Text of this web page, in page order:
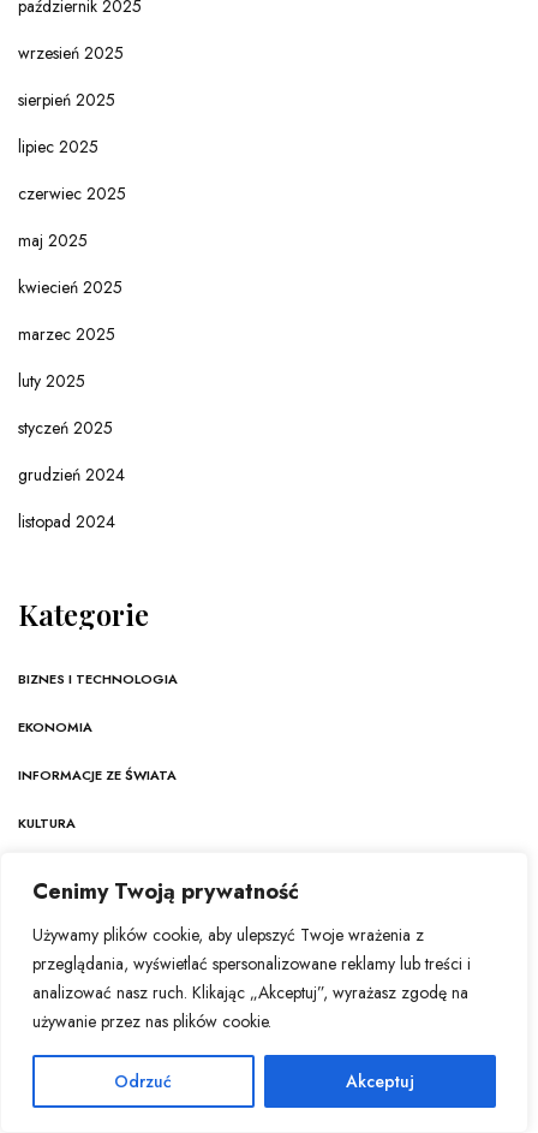
Cenimy Twoją prywatność
Używamy plików cookie, aby ulepszyć Twoje wrażenia z
przeglądania, wyświetlać spersonalizowane reklamy lub treści i
analizować nasz ruch. Klikając „Akceptuj”, wyrażasz zgodę na
używanie przez nas plików cookie.
Odrzuć Akceptuj
październik 2025
wrzesień 2025
sierpień 2025
lipiec 2025
czerwiec 2025
maj 2025
kwiecień 2025
marzec 2025
luty 2025
styczeń 2025
grudzień 2024
listopad 2024
Kategorie
BIZNES I TECHNOLOGIA
EKONOMIA
INFORMACJE ZE ŚWIATA
KULTURA
TECHNOLOGIA
ŻYCIE I ZDROWIE
Stawiamy na rzetelność, obiektywizm i niezależność
dziennikarską. Nasz zespół redakcyjny nieustannie śledzi